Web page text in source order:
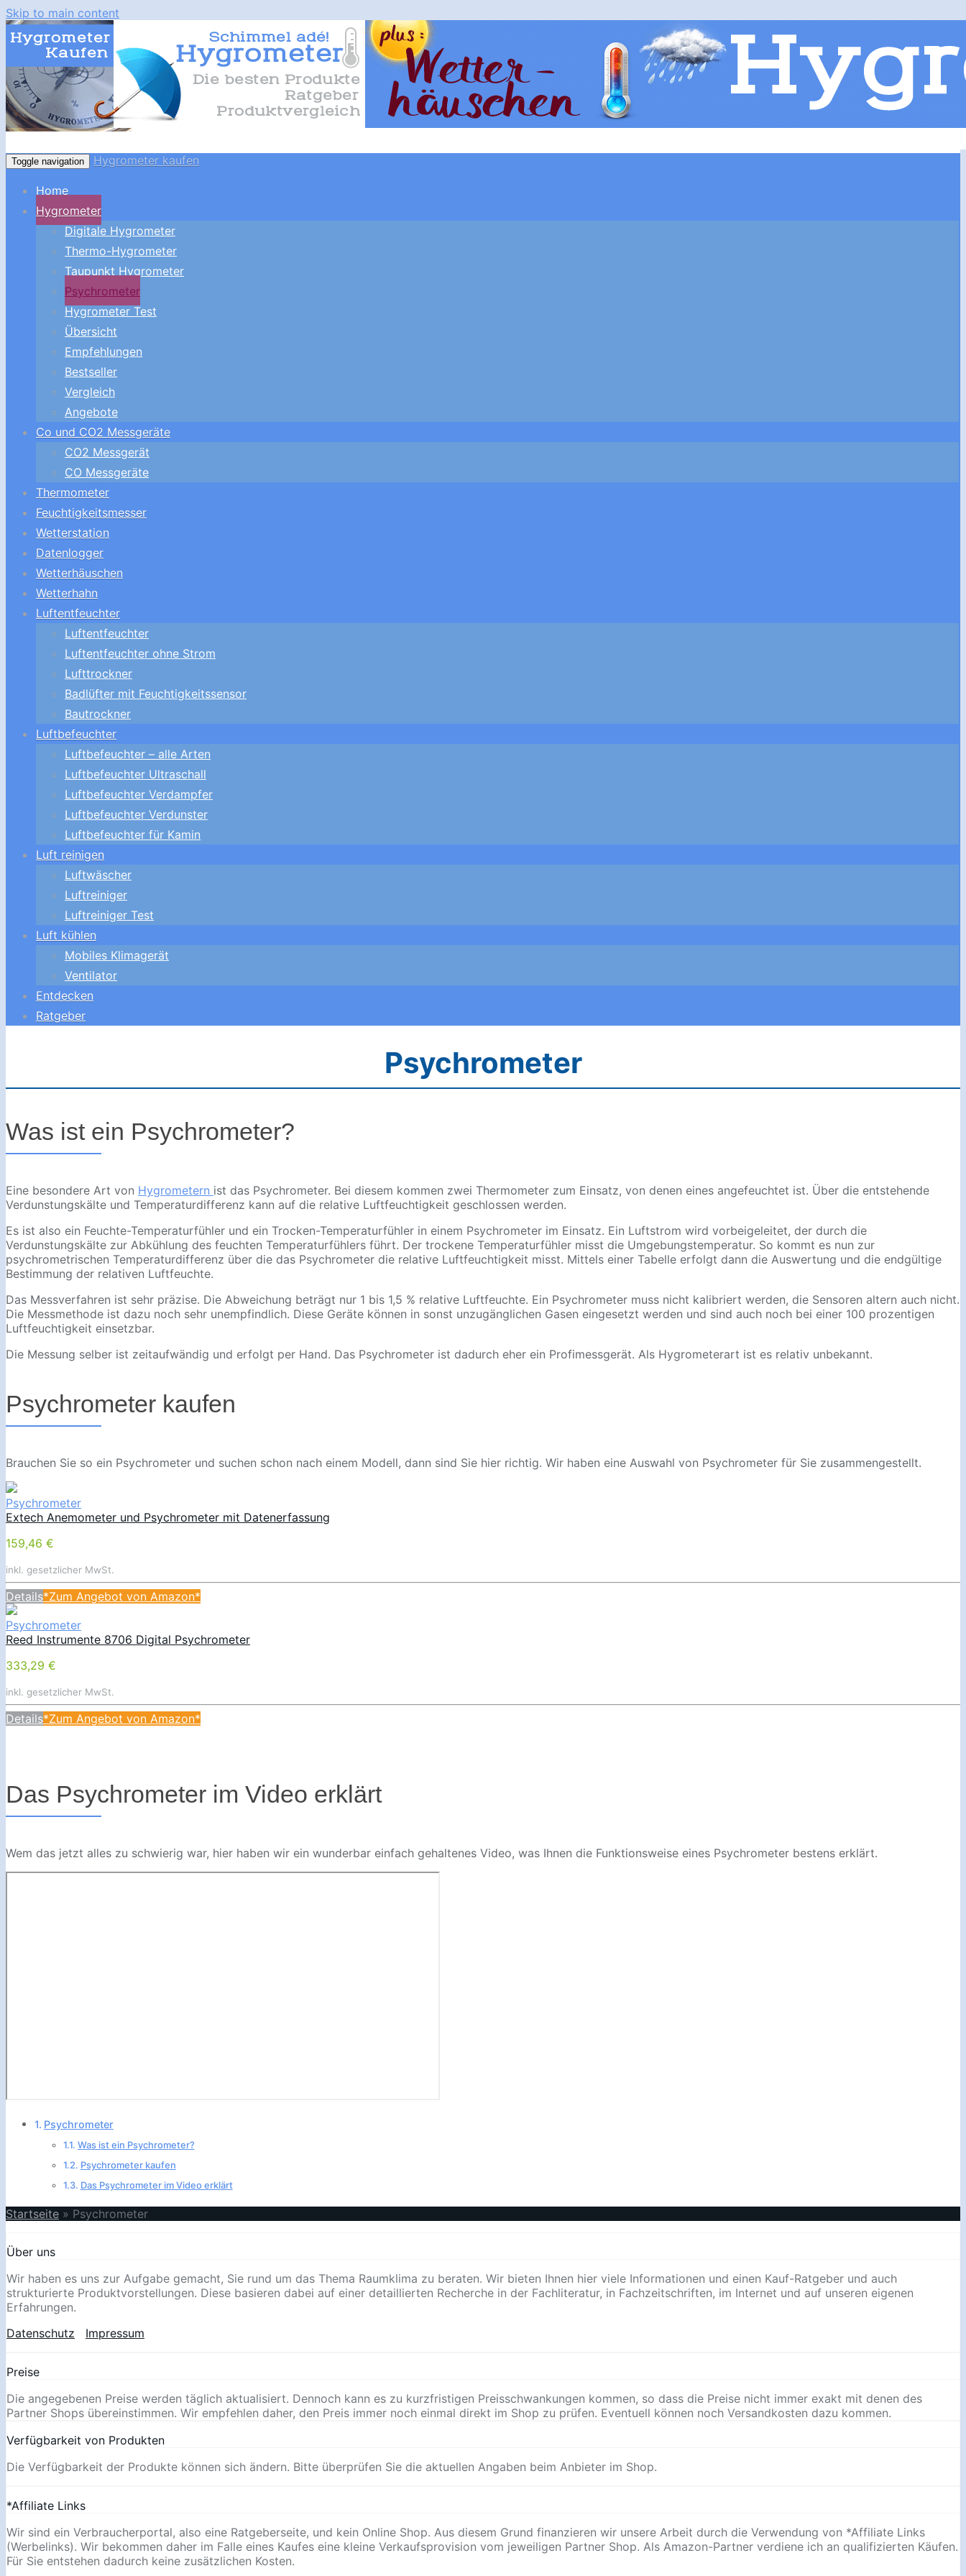
Skip to main content
Toggle navigation Hygrometer kaufen
Home
Hygrometer
Digitale Hygrometer
Thermo-Hygrometer
Taupunkt Hygrometer
Psychrometer
Hygrometer Test
Übersicht
Empfehlungen
Bestseller
Vergleich
Angebote
Co und CO2 Messgeräte
CO2 Messgerät
CO Messgeräte
Thermometer
Feuchtigkeitsmesser
Wetterstation
Datenlogger
Wetterhäuschen
Wetterhahn
Luftentfeuchter
Luftentfeuchter
Luftentfeuchter ohne Strom
Lufttrockner
Badlüfter mit Feuchtigkeitssensor
Bautrockner
Luftbefeuchter
Luftbefeuchter – alle Arten
Luftbefeuchter Ultraschall
Luftbefeuchter Verdampfer
Luftbefeuchter Verdunster
Luftbefeuchter für Kamin
Luft reinigen
Luftwäscher
Luftreiniger
Luftreiniger Test
Luft kühlen
Mobiles Klimagerät
Ventilator
Entdecken
Ratgeber
Psychrometer
Was ist ein Psychrometer?
Eine besondere Art von Hygrometern ist das Psychrometer. Bei diesem kommen zwei Thermometer zum Einsatz, von denen eines angefeuchtet ist. Über die entstehende
Verdunstungskälte und Temperaturdifferenz kann auf die relative Luftfeuchtigkeit geschlossen werden.
Es ist also ein Feuchte-Temperaturfühler und ein Trocken-Temperaturfühler in einem Psychrometer im Einsatz. Ein Luftstrom wird vorbeigeleitet, der durch die
Verdunstungskälte zur Abkühlung des feuchten Temperaturfühlers führt. Der trockene Temperaturfühler misst die Umgebungstemperatur. So kommt es nun zur
psychrometrischen Temperaturdifferenz über die das Psychrometer die relative Luftfeuchtigkeit misst. Mittels einer Tabelle erfolgt dann die Auswertung und die endgültige
Bestimmung der relativen Luftfeuchte.
Das Messverfahren ist sehr präzise. Die Abweichung beträgt nur 1 bis 1,5 % relative Luftfeuchte. Ein Psychrometer muss nicht kalibriert werden, die Sensoren altern auch nicht.
Die Messmethode ist dazu noch sehr unempfindlich. Diese Geräte können in sonst unzugänglichen Gasen eingesetzt werden und sind auch noch bei einer 100 prozentigen
Luftfeuchtigkeit einsetzbar.
Die Messung selber ist zeitaufwändig und erfolgt per Hand. Das Psychrometer ist dadurch eher ein Profimessgerät. Als Hygrometerart ist es relativ unbekannt.
Psychrometer kaufen
Brauchen Sie so ein Psychrometer und suchen schon nach einem Modell, dann sind Sie hier richtig. Wir haben eine Auswahl von Psychrometer für Sie zusammengestellt.
Psychrometer
Extech Anemometer und Psychrometer mit Datenerfassung
159,46 €
inkl. gesetzlicher MwSt.
Details*Zum Angebot von Amazon*
Psychrometer
Reed Instrumente 8706 Digital Psychrometer
333,29 €
inkl. gesetzlicher MwSt.
Details*Zum Angebot von Amazon*
Das Psychrometer im Video erklärt
Wem das jetzt alles zu schwierig war, hier haben wir ein wunderbar einfach gehaltenes Video, was Ihnen die Funktionsweise eines Psychrometer bestens erklärt.
Psychrometer
Was ist ein Psychrometer?
Psychrometer kaufen
Das Psychrometer im Video erklärt
Startseite » Psychrometer
Über uns
Wir haben es uns zur Aufgabe gemacht, Sie rund um das Thema Raumklima zu beraten. Wir bieten Ihnen hier viele Informationen und einen Kauf-Ratgeber und auch
strukturierte Produktvorstellungen. Diese basieren dabei auf einer detaillierten Recherche in der Fachliteratur, in Fachzeitschriften, im Internet und auf unseren eigenen
Erfahrungen.
Datenschutz
Impressum
Preise
Die angegebenen Preise werden täglich aktualisiert. Dennoch kann es zu kurzfristigen Preisschwankungen kommen, so dass die Preise nicht immer exakt mit denen des
Partner Shops übereinstimmen. Wir empfehlen daher, den Preis immer noch einmal direkt im Shop zu prüfen. Eventuell können noch Versandkosten dazu kommen.
Verfügbarkeit von Produkten
Die Verfügbarkeit der Produkte können sich ändern. Bitte überprüfen Sie die aktuellen Angaben beim Anbieter im Shop.
*Affiliate Links
Wir sind ein Verbraucherportal, also eine Ratgeberseite, und kein Online Shop. Aus diesem Grund finanzieren wir unsere Arbeit durch die Verwendung von *Affiliate Links
(Werbelinks). Wir bekommen daher im Falle eines Kaufes eine kleine Verkaufsprovision vom jeweiligen Partner Shop. Als Amazon-Partner verdiene ich an qualifizierten Käufen.
Für Sie entstehen dadurch keine zusätzlichen Kosten.